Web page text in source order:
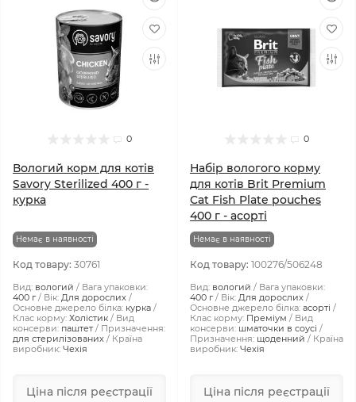
0
Вологий корм для котів
Savory Sterilized 400 г -
курка
Немає в наявності
Код товару: 30761
Вид: вологий
Вага упаковки:
400 г
Вік: Для дорослих
Основне джерело білка: курка
Клас корму: Холістик
Вид
консерви: паштет
Призначення:
для стерилізованих
Країна
виробник: Чехія
Ціна після реєстрації
0
Набір вологого корму
для котів Brit Premium
Cat Fish Plate pouches
400 г - асорті
Немає в наявності
Код товару: 100276/506248
Вид: вологий
Вага упаковки:
400 г
Вік: Для дорослих
Основне джерело білка: асорті
Клас корму: Преміум
Вид
консерви: шматочки в соусі
Призначення: щоденний
Країна
виробник: Чехія
Ціна після реєстрації